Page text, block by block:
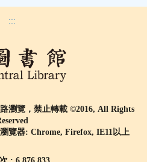
:::
瀏覽，禁止轉載 ©2016, All Rights
覽器: Chrome, Firefox, IE11以上